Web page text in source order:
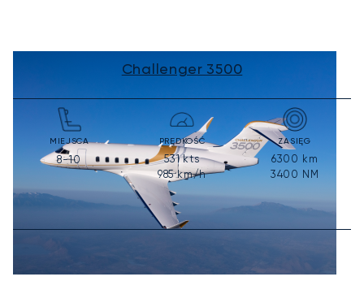
Challenger 3500
MIEJSCA
8-10
PRĘDKOŚĆ
531kts
985km/h
ZASIĘG
6300 km
3400 NM